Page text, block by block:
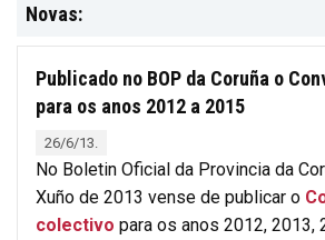
Novas:
Publicado no BOP da Coruña o
para os anos 2012 a 2015
26/6/13.
No Boletin Oficial da Provincia da
Xuño de 2013 vense de publicar o
colectivo para os anos 2012,